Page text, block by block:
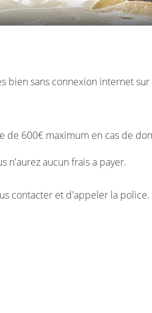
bien sans connexion internet
de 600€ maximum en cas de
n'aurez aucun frais a payer.
contacter et d'appeler la police.